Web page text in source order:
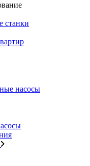
станки
насосы